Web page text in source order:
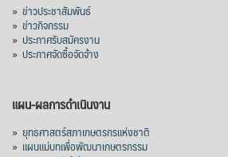
» ข่าวประชาสัมพันธ์
» ข่าวกิจกรรม
» ประกาศรับสมัครงาน
» ประกาศจัดซื้อจัดจ้าง
แผน-ผลการดำเนินงาน
» ยุทธศาสตร์สภาเกษตรกรแห่งชาติ
» แผนแม่บทเพื่อพัฒนาเกษตรกรรม